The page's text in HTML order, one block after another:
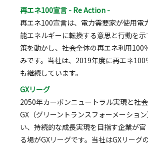
再エネ100宣言 - Re Action -
再エネ100宣言は、電力需要家が使用電
能エネルギーに転換する意思と行動を
策を動かし、社会全体の再エネ利用100
みです。当社は、2019年度に再エネ
も継続しています。
GXリーグ
2050年カーボンニュートラル実現と社会
GX（グリーントランスフォーメーショ
い、持続的な成長実現を目指す企業が
る場がGXリーグです。当社はGXリーグ